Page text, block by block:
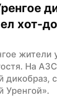
хот-
жители
На
дикобраз,
Уренгой».